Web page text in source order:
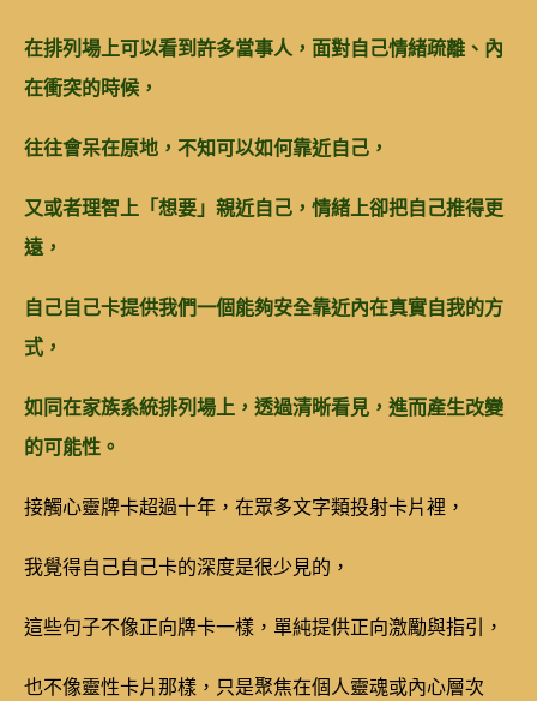
在排列場上可以看到許多當事人，面對自己情緒疏離、內
在衝突的時候，
往往會呆在原地，不知可以如何靠近自己，
又或者理智上「想要」親近自己，情緒上卻把自己推得更
遠，
自己自己卡提供我們一個能夠安全靠近內在真實自我的方
式，
如同在家族系統排列場上，透過清晰看見，進而產生改變
的可能性。
接觸心靈牌卡超過十年，在眾多文字類投射卡片裡，
我覺得自己自己卡的深度是很少見的，
這些句子不像正向牌卡一樣，單純提供正向激勵與指引，
也不像靈性卡片那樣，只是聚焦在個人靈魂或內心層次